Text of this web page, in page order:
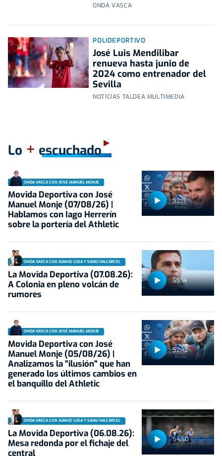
ONDA VASCA
POLIDEPORTIVO
José Luis Mendilibar
renueva hasta junio de
2024 como entrenador del
Sevilla
NOTICIAS TALDEA MULTIMEDIA
Lo + escuchado
52:11
ONDA VASCA CON JOSÉ MANUEL MONJE
Movida Deportiva con José
Manuel Monje (07/08/26) |
Hablamos con Iago Herrerín
sobre la portería del Athletic
55:14
ONDA VASCA CON JUANJO LUSA Y SAMU VALCÁRCEL
La Movida Deportiva (07.08.26):
A Colonia en pleno volcán de
rumores
52:42
ONDA VASCA CON JOSÉ MANUEL MONJE
Movida Deportiva con José
Manuel Monje (05/08/26) |
Analizamos la "ilusión" que han
generado los últimos cambios en
el banquillo del Athletic
54:50
ONDA VASCA CON JUANJO LUSA Y SAMU VALCÁRCEL
La Movida Deportiva (06.08.26):
Mesa redonda por el fichaje del
central